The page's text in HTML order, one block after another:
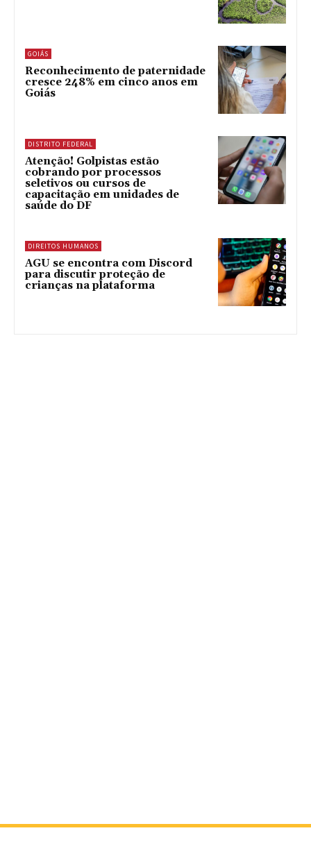
GOIÁS
Reconhecimento de paternidade
cresce 248% em cinco anos em
Goiás
DISTRITO FEDERAL
Atenção! Golpistas estão
cobrando por processos
seletivos ou cursos de
capacitação em unidades de
saúde do DF
DIREITOS HUMANOS
AGU se encontra com Discord
para discutir proteção de
crianças na plataforma